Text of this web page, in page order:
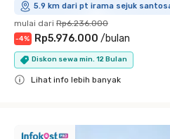
5.9 km dari pt irama sejuk
mulai dari Rp6.236.000
-4% Rp5.976.000 /bulan
Diskon sewa min. 12 Bulan
Lihat info lebih banyak